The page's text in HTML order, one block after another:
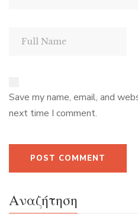
Save my name, email, and
next time I comment.
Αναζήτηση